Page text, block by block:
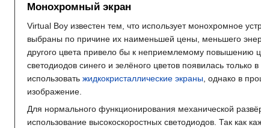
Монохромный экран
Virtual Boy известен тем, что использует монохромное
выбраны по причине их наименьшей цены, меньшего
другого цвета привело бы к неприемлемому повышению
светодиодов синего и зелёного цветов появилась
использовать жидкокристаллические экраны , однако в
изображение.
Для нормального функционирования механической
использование высокоскоростных светодиодов. Так как